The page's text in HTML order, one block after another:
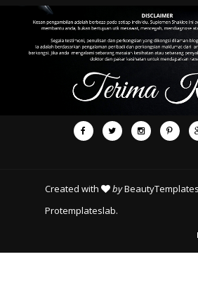
Created with byBeautyTemplates
Protemplateslab.